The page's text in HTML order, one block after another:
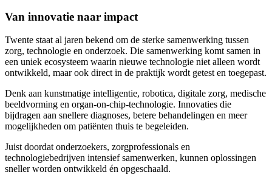
Van innovatie naar impact
Twente staat al jaren bekend om de sterke samenwerking tussen
zorg, technologie en onderzoek. Die samenwerking komt samen in
een uniek ecosysteem waarin nieuwe technologie niet alleen wordt
ontwikkeld, maar ook direct in de praktijk wordt getest en toegepast.
Denk aan kunstmatige intelligentie, robotica, digitale zorg, medische
beeldvorming en organ-on-chip-technologie. Innovaties die
bijdragen aan snellere diagnoses, betere behandelingen en meer
mogelijkheden om patiënten thuis te begeleiden.
Juist doordat onderzoekers, zorgprofessionals en
technologiebedrijven intensief samenwerken, kunnen oplossingen
sneller worden ontwikkeld én opgeschaald.